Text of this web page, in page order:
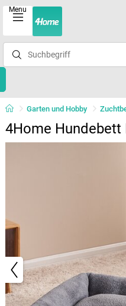
Menu
Garten und Hobby
4Home Hundebett